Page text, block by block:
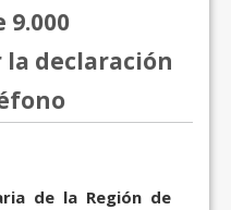
9.000
declaración
de la Región de